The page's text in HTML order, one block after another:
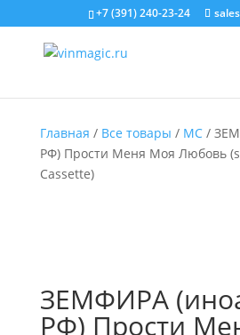
+7 (391) 240-23-24
Главная / Все товары / MC/
РФ) Прости Меня Моя Любовь
Cassette)
ЗЕМФИРА
РФ) Прости